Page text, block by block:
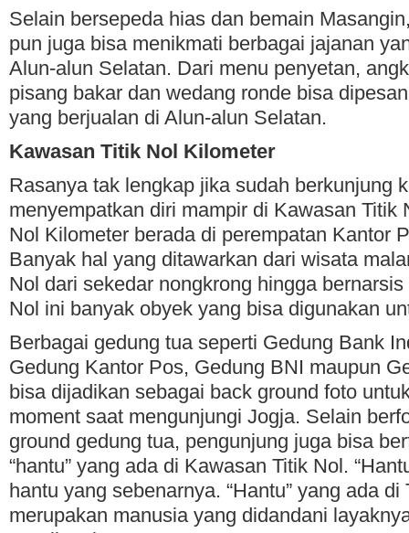
Selain bersepeda hias dan bemain
pun juga bisa menikmati berbagai jajanan
Alun-alun Selatan. Dari menu penyetan,
pisang bakar dan wedang ronde bisa
yang berjualan di Alun-alun Selatan.
Kawasan Titik Nol Kilometer
Rasanya tak lengkap jika sudah berkunjung
menyempatkan diri mampir di Kawasan Titik
Nol Kilometer berada di perempatan Kantor
Banyak hal yang ditawarkan dari wisata
Nol dari sekedar nongkrong hingga
Nol ini banyak obyek yang bisa digunakan
Berbagai gedung tua seperti Gedung Bank
Gedung Kantor Pos, Gedung BNI maupun
bisa dijadikan sebagai back ground foto
moment saat mengunjungi Jogja. Selain
ground gedung tua, pengunjung juga bisa
“hantu” yang ada di Kawasan Titik Nol.
hantu yang sebenarnya. “Hantu” yang ada di
merupakan manusia yang didandani